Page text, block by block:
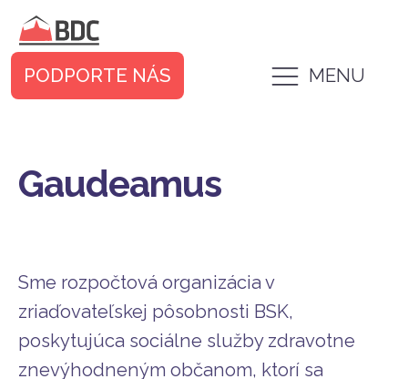
MENU
PODPORTE NÁS
Gaudeamus
Sme rozpočtová organizácia v
zriaďovateľskej pôsobnosti BSK,
poskytujúca sociálne služby zdravotne
znevýhodneným občanom, ktorí sa